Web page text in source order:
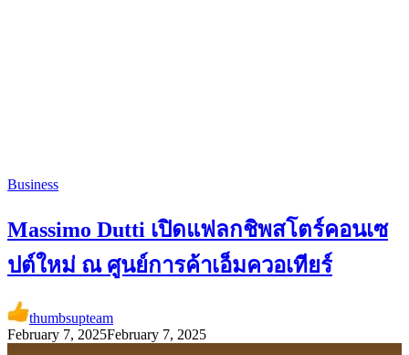
Business
Massimo Dutti เปิดแฟลกชิพสโตร์คอนเซ
ปต์ใหม่ ณ ศูนย์การค้าเอ็มควอเทียร์
thumbsupteam
February 7, 2025February 7, 2025